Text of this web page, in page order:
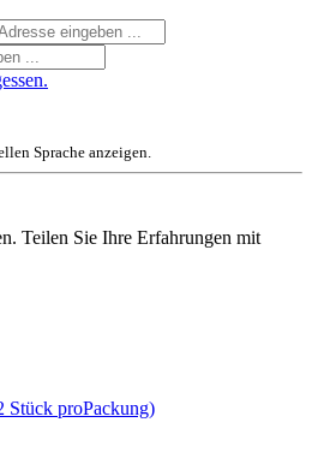
Sprache anzeigen.
Teilen Sie Ihre Erfahrungen mit